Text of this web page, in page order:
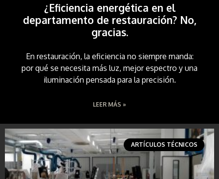
¿Eficiencia energética en el
departamento de restauración? No,
gracias.
En restauración, la eficiencia no siempre manda:
por qué se necesita más luz, mejor espectro y una
iluminación pensada para la precisión.
LEER MÁS »
ARTÍCULOS TÉCNICOS